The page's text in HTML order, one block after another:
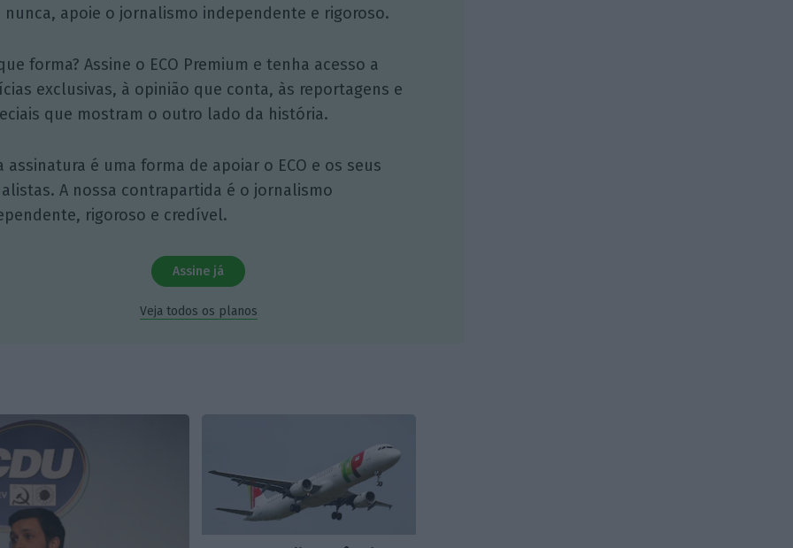
nunca, apoie o jornalismo independente e rigoroso.
forma? Assine o ECO Premium e tenha acesso a
exclusivas, à opinião que conta, às reportagens e
que mostram o outro lado da história.
assinatura é uma forma de apoiar o ECO e os seus
A nossa contrapartida é o jornalismo
rigoroso e credível.
Assine já
Veja todos os planos